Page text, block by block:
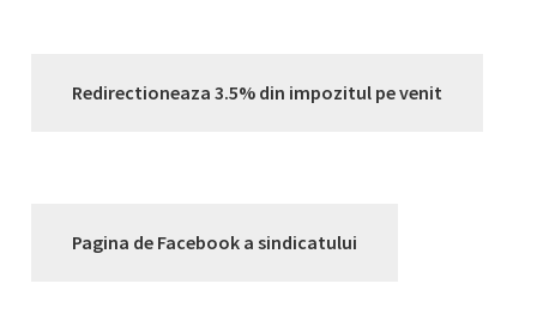
Redirectioneaza 3.5% din impozitul pe venit
Pagina de Facebook a sindicatului